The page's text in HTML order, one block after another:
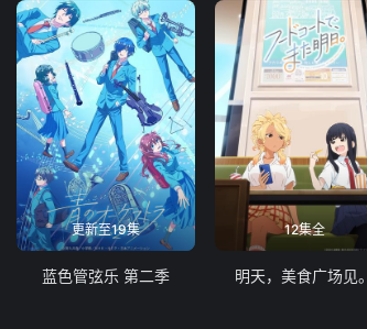
更新至19集
蓝色管弦乐 第二季
12集全
明天，美食广场见。